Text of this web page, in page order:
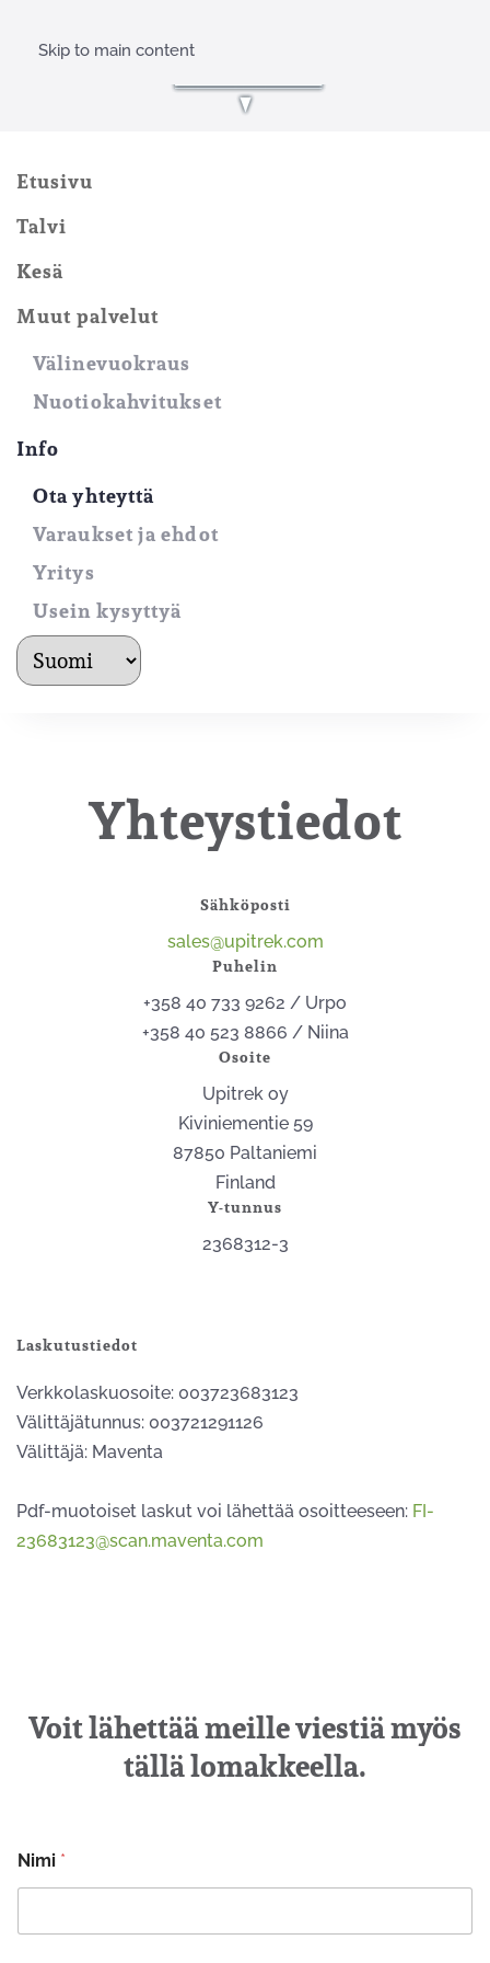
Skip to main content
Etusivu
Talvi
Kesä
Muut palvelut
Välinevuokraus
Nuotiokahvitukset
Info
Ota yhteyttä
Varaukset ja ehdot
Yritys
Usein kysyttyä
kielet
Yhteystiedot
Sähköposti
sales@upitrek.com
Puhelin
+358 40 733 9262 / Urpo
+358 40 523 8866 / Niina
Osoite
Upitrek oy
Kiviniementie 59
87850 Paltaniemi
Finland
Y-tunnus
2368312-3
Laskutustiedot
Verkkolaskuosoite: 003723683123
Välittäjätunnus: 003721291126
Välittäjä: Maventa
Pdf-muotoiset laskut voi lähettää osoitteeseen: FI-
23683123@scan.maventa.com
Voit lähettää meille viestiä myös
tällä lomakkeella.
Nimi *